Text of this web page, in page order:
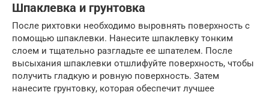
Шпаклевка и грунтовка
После рихтовки необходимо выровнять поверхность с
помощью шпаклевки. Нанесите шпаклевку тонким
слоем и тщательно разгладьте ее шпателем. После
высыхания шпаклевки отшлифуйте поверхность, чтобы
получить гладкую и ровную поверхность. Затем
нанесите грунтовку, которая обеспечит лучшее